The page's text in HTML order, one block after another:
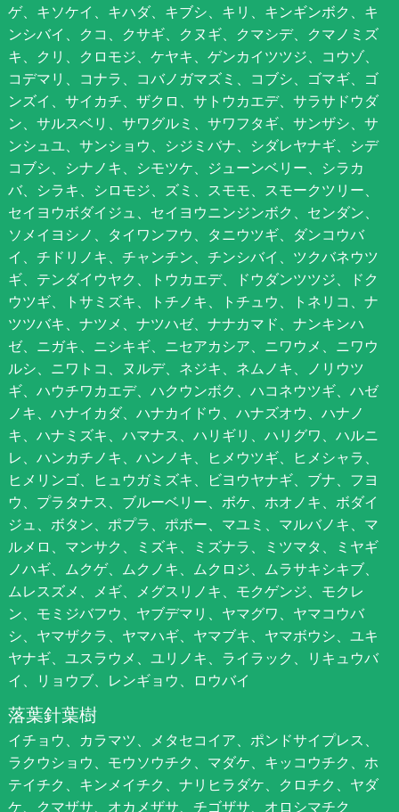
ゲ、キソケイ、キハダ、キブシ、キリ、キンギンボク、キ
ンシバイ、クコ、クサギ、クヌギ、クマシデ、クマノミズ
キ、クリ、クロモジ、ケヤキ、ゲンカイツツジ、コウゾ、
コデマリ、コナラ、コバノガマズミ、コブシ、ゴマギ、ゴ
ンズイ、サイカチ、ザクロ、サトウカエデ、サラサドウダ
ン、サルスベリ、サワグルミ、サワフタギ、サンザシ、サ
ンシュユ、サンショウ、シジミバナ、シダレヤナギ、シデ
コブシ、シナノキ、シモツケ、ジューンベリー、シラカ
バ、シラキ、シロモジ、ズミ、スモモ、スモークツリー、
セイヨウボダイジュ、セイヨウニンジンボク、センダン、
ソメイヨシノ、タイワンフウ、タニウツギ、ダンコウバ
イ、チドリノキ、チャンチン、チンシバイ、ツクバネウツ
ギ、テンダイウヤク、トウカエデ、ドウダンツツジ、ドク
ウツギ、トサミズキ、トチノキ、トチュウ、トネリコ、ナ
ツツバキ、ナツメ、ナツハゼ、ナナカマド、ナンキンハ
ゼ、ニガキ、ニシキギ、ニセアカシア、ニワウメ、ニワウ
ルシ、ニワトコ、ヌルデ、ネジキ、ネムノキ、ノリウツ
ギ、ハウチワカエデ、ハクウンボク、ハコネウツギ、ハゼ
ノキ、ハナイカダ、ハナカイドウ、ハナズオウ、ハナノ
キ、ハナミズキ、ハマナス、ハリギリ、ハリグワ、ハルニ
レ、ハンカチノキ、ハンノキ、ヒメウツギ、ヒメシャラ、
ヒメリンゴ、ヒュウガミズキ、ビヨウヤナギ、ブナ、フヨ
ウ、プラタナス、ブルーベリー、ボケ、ホオノキ、ボダイ
ジュ、ボタン、ポプラ、ポポー、マユミ、マルバノキ、マ
ルメロ、マンサク、ミズキ、ミズナラ、ミツマタ、ミヤギ
ノハギ、ムクゲ、ムクノキ、ムクロジ、ムラサキシキブ、
ムレスズメ、メギ、メグスリノキ、モクゲンジ、モクレ
ン、モミジバフウ、ヤブデマリ、ヤマグワ、ヤマコウバ
シ、ヤマザクラ、ヤマハギ、ヤマブキ、ヤマボウシ、ユキ
ヤナギ、ユスラウメ、ユリノキ、ライラック、リキュウバ
イ、リョウブ、レンギョウ、ロウバイ
落葉針葉樹
イチョウ、カラマツ、メタセコイア、ポンドサイプレス、
ラクウショウ、モウソウチク、マダケ、キッコウチク、ホ
テイチク、キンメイチク、ナリヒラダケ、クロチク、ヤダ
ケ、クマザサ、オカメザサ、チゴザサ、オロシマチク